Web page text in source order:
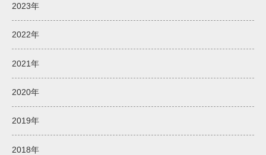
2023年
2022年
2021年
2020年
2019年
2018年